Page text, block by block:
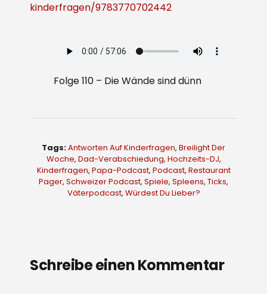
kinderfragen/9783770702442
Folge 110 – Die Wände sind dünn
Tags:Antworten Auf Kinderfragen, Breilight Der
Woche, Dad-Verabschiedung, Hochzeits-DJ,
Kinderfragen, Papa-Podcast, Podcast, Restaurant
Pager, Schweizer Podcast, Spiele, Spleens, Ticks,
Väterpodcast, Würdest Du Lieber?
Schreibe einen Kommentar